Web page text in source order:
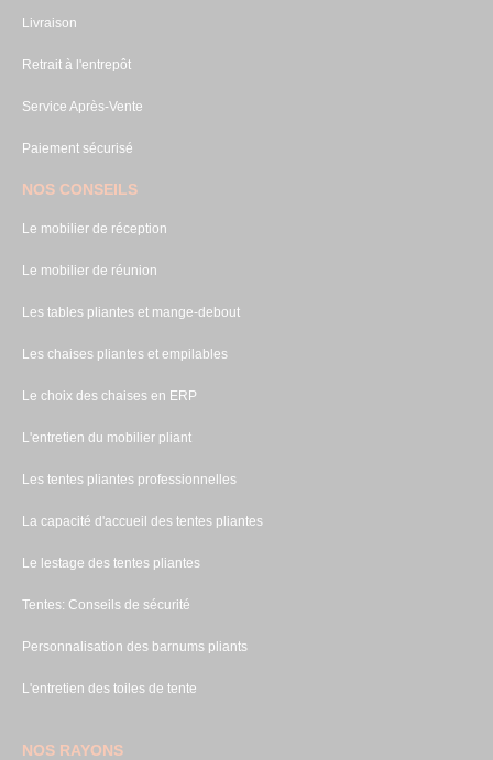
Livraison
Retrait à l'entrepôt
Service Après-Vente
Paiement sécurisé
NOS CONSEILS
Le mobilier de réception
Le mobilier de réunion
Les tables pliantes et mange-debout
Les chaises pliantes et empilables
Le choix des chaises en ERP
L'entretien du mobilier pliant
Les tentes pliantes professionnelles
La capacité d'accueil des tentes pliantes
Le lestage des tentes pliantes
Tentes: Conseils de sécurité
Personnalisation des barnums pliants
L'entretien des toiles de tente
NOS RAYONS